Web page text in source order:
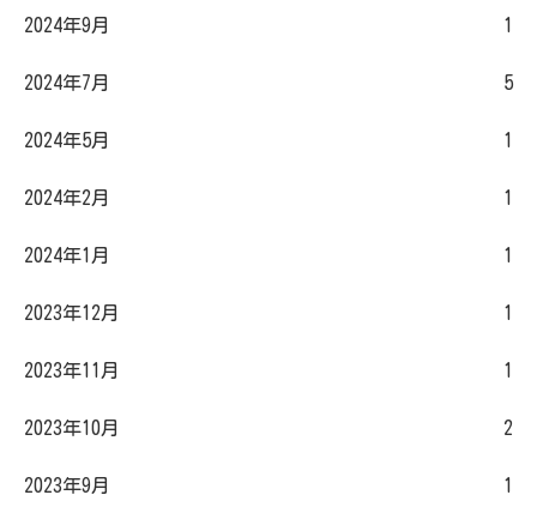
2024年9月 1
2024年7月 5
2024年5月 1
2024年2月 1
2024年1月 1
2023年12月 1
2023年11月 1
2023年10月 2
2023年9月 1